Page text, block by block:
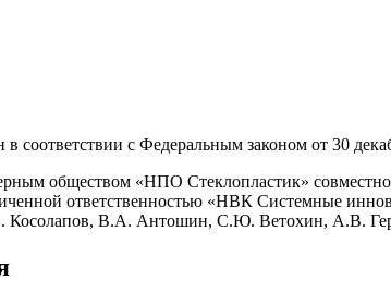
соответствии с Федеральным законом от 30
обществом «НПО Стеклопластик»
ответственностью «НВК Системные
Косолапов, В.А. Антошин, С.Ю. Ветохин, А.В.